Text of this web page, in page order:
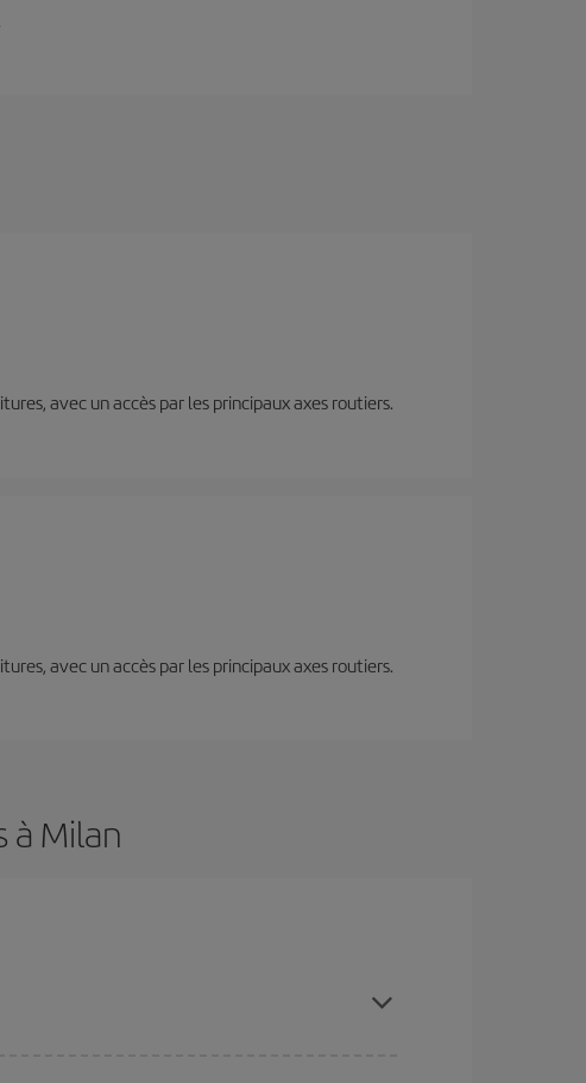
avec un accès par les principaux axes routiers.
avec un accès par les principaux axes routiers.
à Milan